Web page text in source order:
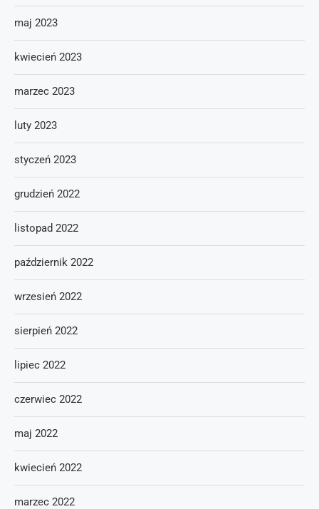
maj 2023
kwiecień 2023
marzec 2023
luty 2023
styczeń 2023
grudzień 2022
listopad 2022
październik 2022
wrzesień 2022
sierpień 2022
lipiec 2022
czerwiec 2022
maj 2022
kwiecień 2022
marzec 2022